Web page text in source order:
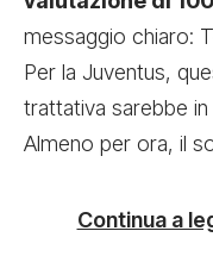
messaggio chiaro:
Per la Juventus,
trattativa sarebbe
Almeno per ora, il
Continua a